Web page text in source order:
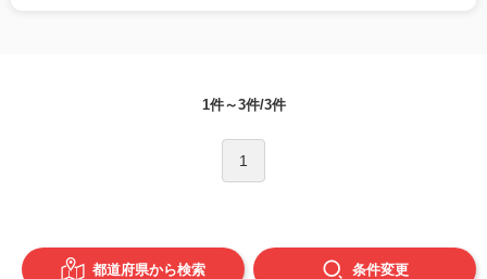
1件～3件/3件
1
都道府県から検索 条件変更